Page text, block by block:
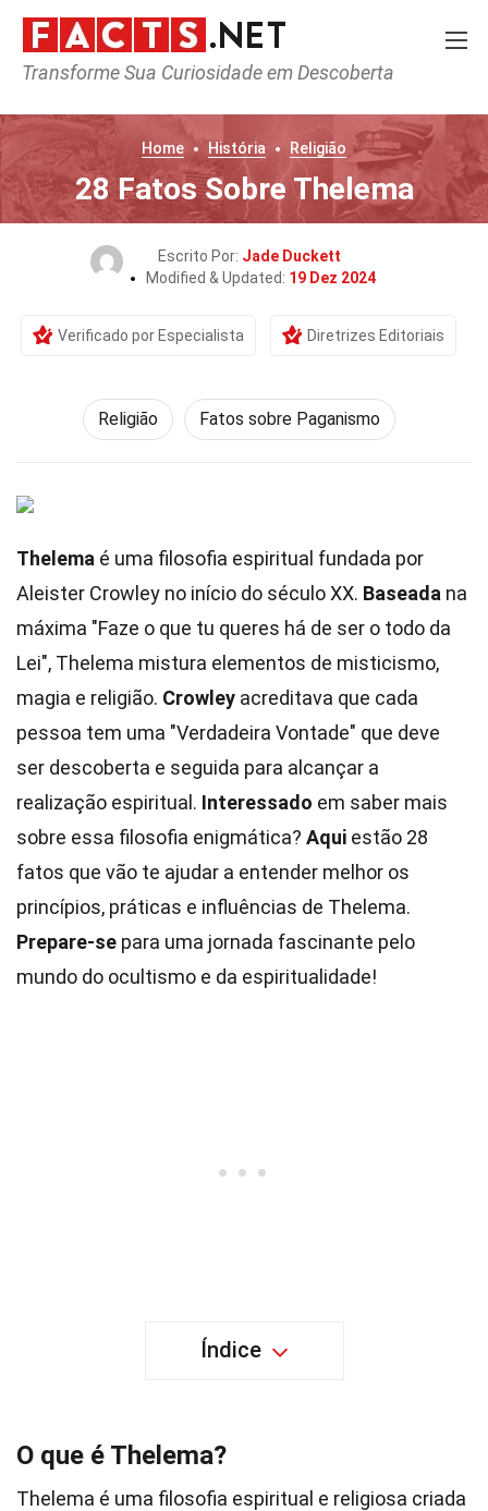
Transforme Sua Curiosidade em Descoberta
Home História Religião
28 Fatos Sobre Thelema
Escrito Por: Jade Duckett
Modified & Updated: 19 Dez 2024
Verificado por Especialista Diretrizes Editoriais
Religião Fatos sobre Paganismo
Thelema é uma filosofia espiritual fundada por
Aleister Crowley no início do século XX. Baseada na
máxima "Faze o que tu queres há de ser o todo da
Lei", Thelema mistura elementos de misticismo,
magia e religião. Crowley acreditava que cada
pessoa tem uma "Verdadeira Vontade" que deve
ser descoberta e seguida para alcançar a
realização espiritual. Interessado em saber mais
sobre essa filosofia enigmática? Aqui estão 28
fatos que vão te ajudar a entender melhor os
princípios, práticas e influências de Thelema.
Prepare-se para uma jornada fascinante pelo
mundo do ocultismo e da espiritualidade!
Índice
O que é Thelema?
Thelema é uma filosofia espiritual e religiosa criada